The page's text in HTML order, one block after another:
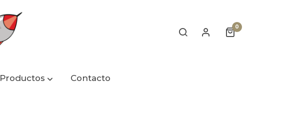
0
Productos
Contacto